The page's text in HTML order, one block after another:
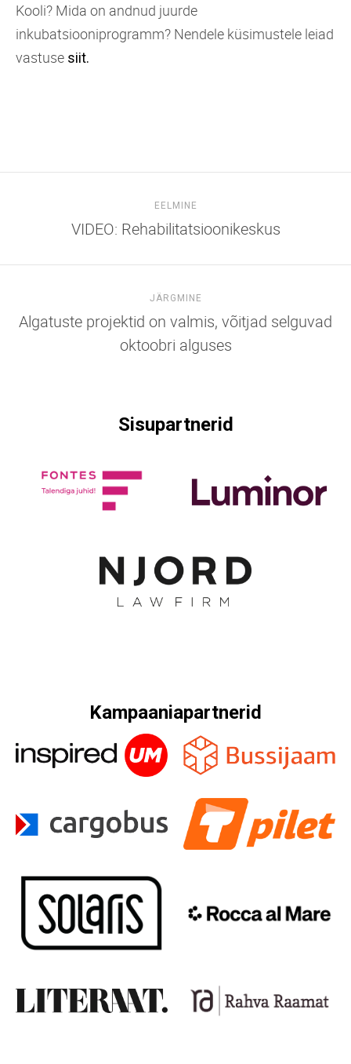
Kooli? Mida on andnud juurde
inkubatsiooniprogramm? Nendele küsimustele leiad
vastuse siit.
EELMINE
VIDEO: Rehabilitatsioonikeskus
JÄRGMINE
Algatuste projektid on valmis, võitjad selguvad
oktoobri alguses
Sisupartnerid
Kampaaniapartnerid